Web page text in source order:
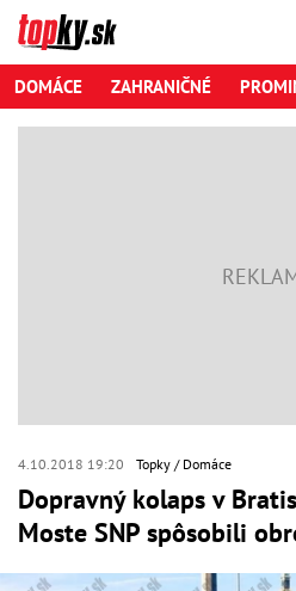
DOMÁCE ZAHRANIČNÉ
4.10.2018 19:20 Topky Domáce
Dopravný kolaps v
Moste SNP spôsobili